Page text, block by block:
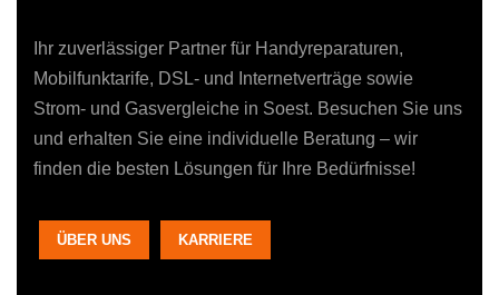
Ihr zuverlässiger Partner für Handyreparaturen,
Mobilfunktarife, DSL- und Internetverträge sowie
Strom- und Gasvergleiche in Soest. Besuchen Sie uns
und erhalten Sie eine individuelle Beratung – wir
finden die besten Lösungen für Ihre Bedürfnisse!
ÜBER UNS KARRIERE